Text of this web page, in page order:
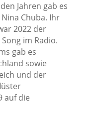
Jahren gab es
Chuba. Ihr
2022 der
im Radio.
gab es
sowie
und der
auf die